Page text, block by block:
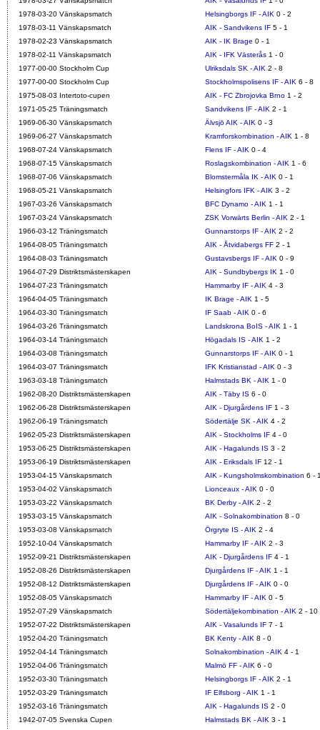
1978-03-20 Vänskapsmatch
Helsingborgs IF - AIK 0 - 2
1978-03-11 Vänskapsmatch
AIK - Sandvikens IF 5 - 1
1978-02-23 Vänskapsmatch
AIK - IK Brage 0 - 1
1978-02-11 Vänskapsmatch
AIK - IFK Västerås 1 - 0
1977-00-00 Stockholm Cup
Ulriksdals SK - AIK 2 - 8
1977-00-00 Stockholm Cup
Stockholmspolisens IF - AIK 6 - 8
1975-08-03 Intertoto-cupen
AIK - FC Zbrojovka Brno 1 - 2
1971-05-25 Träningsmatch
Sandvikens IF - AIK 2 - 1
1969-06-30 Vänskapsmatch
Älvsjö AIK - AIK 0 - 3
1969-06-27 Vänskapsmatch
Kramforskombination - AIK 1 - 8
1968-07-24 Vänskapsmatch
Flens IF - AIK 0 - 4
1968-07-15 Vänskapsmatch
Roslagskombination - AIK 1 - 6
1968-07-06 Vänskapsmatch
Blomstermåla IK - AIK 0 - 1
1968-05-21 Vänskapsmatch
Helsingfors IFK - AIK 3 - 2
1967-03-26 Vänskapsmatch
BFC Dynamo - AIK 1 - 1
1967-03-24 Vänskapsmatch
ZSK Vorwärts Berlin - AIK 2 - 1
1966-03-12 Träningsmatch
Gunnarstorps IF - AIK 2 - 2
1964-08-05 Träningsmatch
AIK - Åtvidabergs FF 2 - 1
1964-08-03 Träningsmatch
Gustavsbergs IF - AIK 0 - 9
1964-07-29 Distriktsmästerskapen
AIK - Sundbybergs IK 1 - 0
1964-07-23 Träningsmatch
Hammarby IF - AIK 4 - 3
1964-04-05 Träningsmatch
IK Brage - AIK 1 - 5
1964-03-30 Träningsmatch
IF Saab - AIK 0 - 6
1964-03-26 Träningsmatch
Landskrona BoIS - AIK 1 - 1
1964-03-14 Träningsmatch
Högadals IS - AIK 1 - 2
1964-03-08 Träningsmatch
Gunnarstorps IF - AIK 0 - 1
1964-03-07 Träningsmatch
IFK Kristianstad - AIK 0 - 3
1963-03-18 Träningsmatch
Halmstads BK - AIK 1 - 0
1962-08-20 Distriktsmästerskapen
AIK - Täby IS 6 - 0
1962-06-28 Distriktsmästerskapen
AIK - Djurgårdens IF 1 - 3
1962-06-19 Träningsmatch
Södertälje SK - AIK 4 - 2
1962-05-23 Distriktsmästerskapen
AIK - Stockholms IF 4 - 0
1953-06-25 Distriktsmästerskapen
AIK - Hagalunds IS 3 - 2
1953-06-19 Distriktsmästerskapen
AIK - Eriksdals IF 12 - 1
1953-04-15 Vänskapsmatch
AIK - Kungsholmskombination 6 -
1953-04-02 Vänskapsmatch
Lionceaux - AIK 0 - 0
1953-03-22 Vänskapsmatch
BK Derby - AIK 2 - 2
1953-03-15 Vänskapsmatch
AIK - Solnakombination 8 - 0
1953-03-08 Vänskapsmatch
Örgryte IS - AIK 2 - 4
1952-10-04 Vänskapsmatch
Hammarby IF - AIK 2 - 3
1952-09-21 Distriktsmästerskapen
AIK - Djurgårdens IF 4 - 1
1952-08-26 Distriktsmästerskapen
Djurgårdens IF - AIK 1 - 1
1952-08-12 Distriktsmästerskapen
Djurgårdens IF - AIK 0 - 0
1952-08-05 Vänskapsmatch
Hammarby IF - AIK 0 - 5
1952-07-29 Vänskapsmatch
Södertäljekombination - AIK 2 - 10
1952-07-22 Distriktsmästerskapen
AIK - Vasalunds IF 7 - 1
1952-04-20 Träningsmatch
BK Kenty - AIK 8 - 0
1952-04-14 Träningsmatch
Solnakombination - AIK 4 - 1
1952-04-06 Träningsmatch
Malmö FF - AIK 6 - 0
1952-03-30 Träningsmatch
Helsingborgs IF - AIK 2 - 1
1952-03-29 Träningsmatch
IF Elfsborg - AIK 1 - 1
1952-03-16 Träningsmatch
AIK - Hagalunds IS 2 - 0
1942-07-05 Svenska Cupen
Halmstads BK - AIK 3 - 1